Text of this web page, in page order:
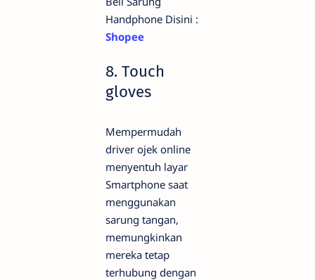
Handphone Disini :
Shopee
8. Touch
gloves
Mempermudah
driver ojek online
menyentuh layar
Smartphone saat
menggunakan
sarung tangan,
memungkinkan
mereka tetap
terhubung dengan